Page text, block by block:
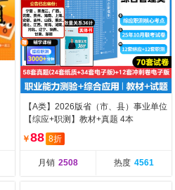
【A类】2026版省（市、县）事业单位
【综应+职测】教材+真题 4本
￥88 8折
月销 2508 热度 4561